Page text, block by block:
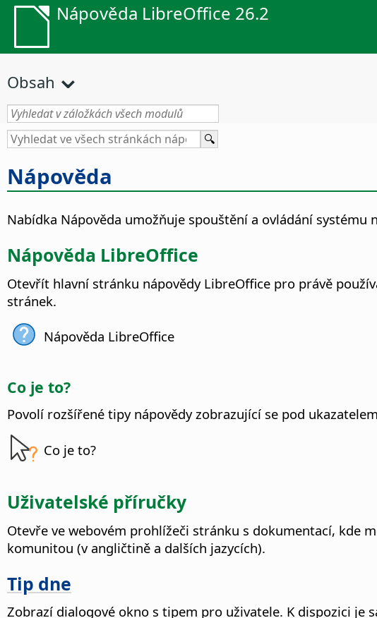
Nápověda LibreOffice 26.2
Obsah
Nápověda
Nabídka Nápověda umožňuje spouštění a ovládání systému
Nápověda LibreOffice
Otevřít hlavní stránku nápovědy LibreOffice pro právě
stránek.
Nápověda LibreOffice
Co je to?
Povolí rozšířené tipy nápovědy zobrazující se pod
Co je to?
Uživatelské příručky
Otevře ve webovém prohlížeči stránku s dokumentací, kde
komunitou (v angličtině a dalších jazycích).
Tip dne
Zobrazí dialogové okno s tipem pro uživatele. K dispozici